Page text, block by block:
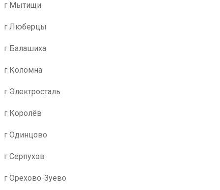
г Мытищи
г Люберцы
г Балашиха
г Коломна
г Электросталь
г Королёв
г Одинцово
г Серпухов
г Орехово-Зуево